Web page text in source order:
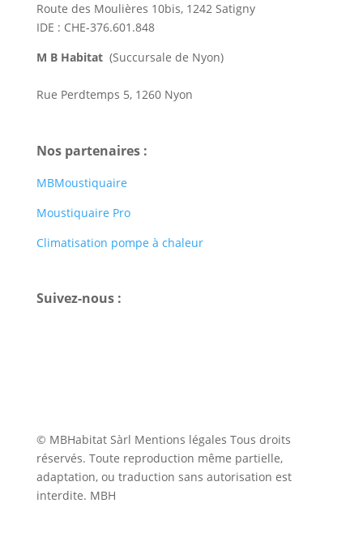
Route des Moulières 10bis, 1242 Satigny
IDE : CHE-376.601.848
M B Habitat(Succursale de Nyon)
Rue Perdtemps 5, 1260 Nyon
Nos partenaires :
MBMoustiquaire
Moustiquaire Pro
Climatisation pompe à chaleur
Suivez-nous :
© MBHabitat Sàrl Mentions légales Tous droits
réservés. Toute reproduction même partielle,
adaptation, ou traduction sans autorisation est
interdite. MBH